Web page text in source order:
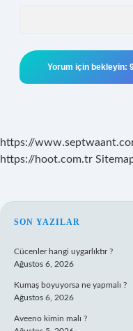
https://
https://hoot.com.tr
SIDEBAR
SON YAZILAR
Cücenler hangi uygarlıktır ?
Ağustos 6, 2026
Kumaş boyuyorsa ne yapmalı ?
Ağustos 6, 2026
Aveeno kimin malı ?